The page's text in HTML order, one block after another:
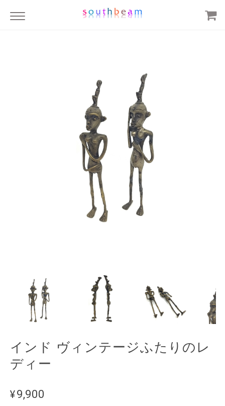
インド ヴィンテージふたりのレ
ディー
¥9,900